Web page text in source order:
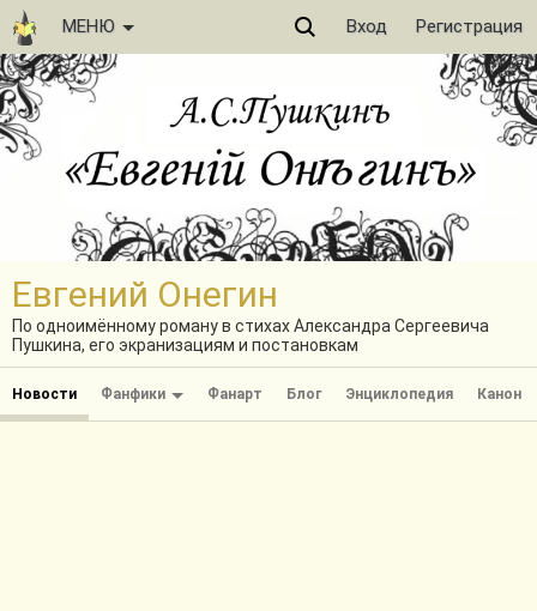
МЕНЮ Вход Регистрация
Евгений Онегин
По одноимённому роману в стихах Александра Сергеевича
Пушкина, его экранизациям и постановкам
Новости Фанфики Фанарт Блог Энциклопедия Канон